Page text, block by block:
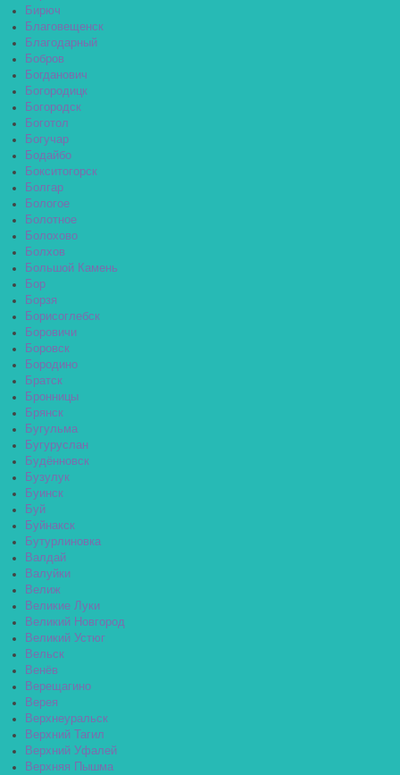
Бирюч
Благовещенск
Благодарный
Бобров
Богданович
Богородицк
Богородск
Боготол
Богучар
Бодайбо
Бокситогорск
Болгар
Бологое
Болотное
Болохово
Болхов
Большой Камень
Бор
Борзя
Борисоглебск
Боровичи
Боровск
Бородино
Братск
Бронницы
Брянск
Бугульма
Бугуруслан
Будённовск
Бузулук
Буинск
Буй
Буйнакск
Бутурлиновка
Валдай
Валуйки
Велиж
Великие Луки
Великий Новгород
Великий Устюг
Вельск
Венёв
Верещагино
Верея
Верхнеуральск
Верхний Тагил
Верхний Уфалей
Верхняя Пышма